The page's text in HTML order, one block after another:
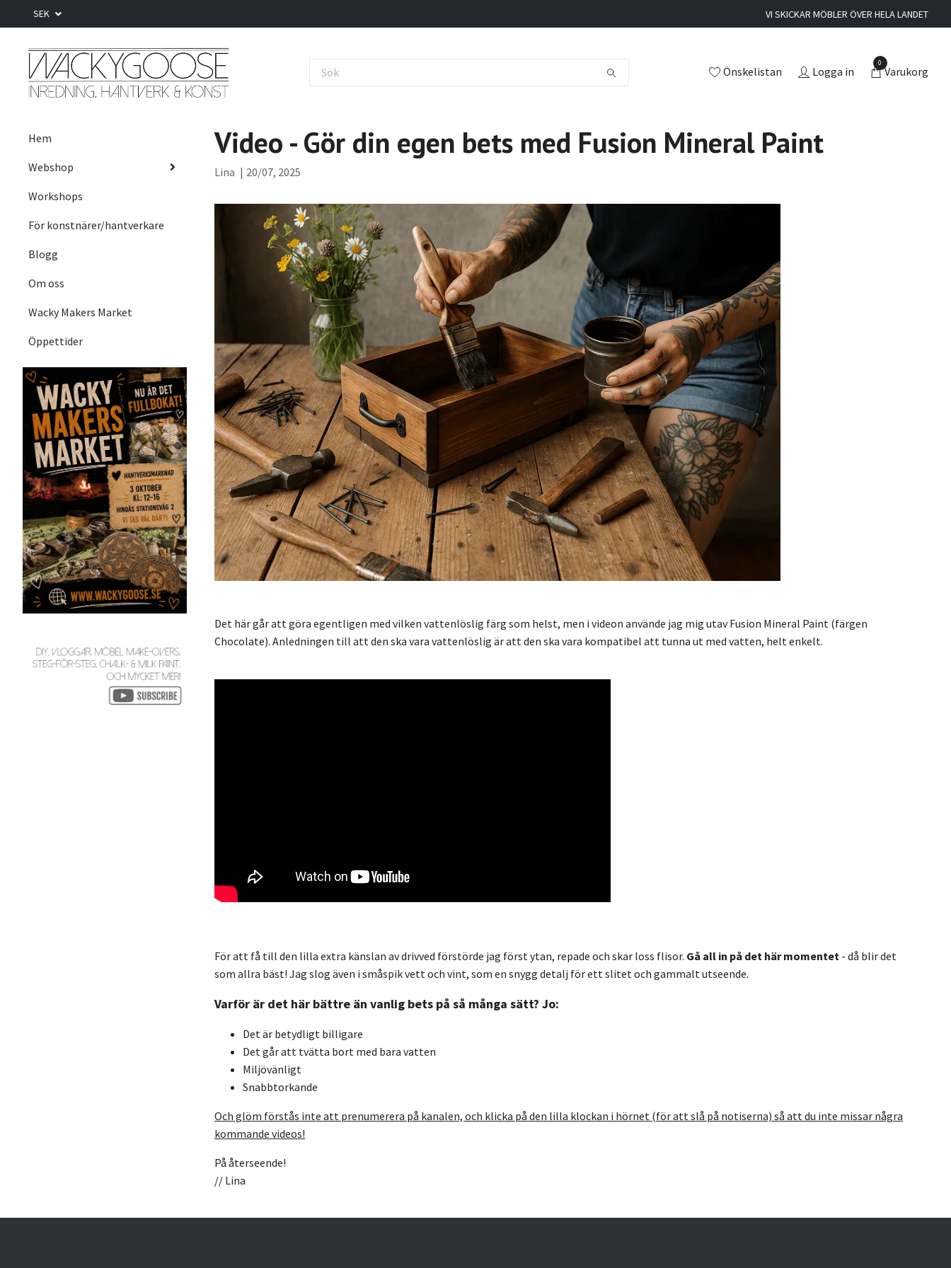
SEK VI SKICKAR MÖBLER ÖVER HELA LANDET
Önskelistan Logga in
0
Varukorg
Hem
Webshop
Workshops
För konstnärer/hantverkare
Blogg
Om oss
Wacky Makers Market
Öppettider
Video - Gör din egen bets med Fusion Mineral Paint
Lina | 20/07, 2025
Det här går att göra egentligen med vilken vattenlöslig färg som helst, men i videon använde jag mig utav Fusion Mineral Paint (färgen
Chocolate). Anledningen till att den ska vara vattenlöslig är att den ska vara kompatibel att tunna ut med vatten, helt enkelt.
För att få till den lilla extra känslan av drivved förstörde jag först ytan, repade och skar loss flisor. Gå all in på det här momentet - då blir det
som allra bäst! Jag slog även i småspik vett och vint, som en snygg detalj för ett slitet och gammalt utseende.
Varför är det här bättre än vanlig bets på så många sätt? Jo:
Det är betydligt billigare
Det går att tvätta bort med bara vatten
Miljövänligt
Snabbtorkande
Och glöm förstås inte att prenumerera på kanalen, och klicka på den lilla klockan i hörnet (för att slå på notiserna) så att du inte missar några
kommande videos!
På återseende!
// Lina